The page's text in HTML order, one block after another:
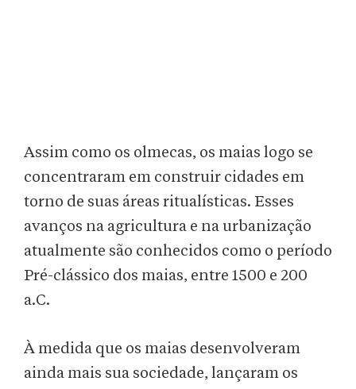
Assim como os olmecas, os maias logo se
concentraram em construir cidades em
torno de suas áreas ritualísticas. Esses
avanços na agricultura e na urbanização
atualmente são conhecidos como o período
Pré-clássico dos maias, entre 1500 e 200
a.C.
À medida que os maias desenvolveram
ainda mais sua sociedade, lançaram os